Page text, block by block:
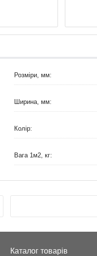
Розміри, мм:
Ширина, мм:
Колір:
Вага 1м2, кг:
Каталог товарів